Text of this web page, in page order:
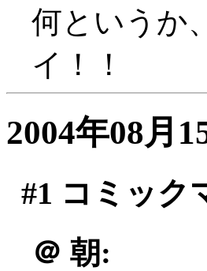
何というか
イ！！
2004年08月
#1 コミック
＠ 朝: